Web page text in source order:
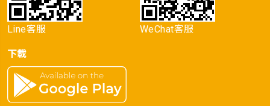
Line客服 WeChat客服
下載